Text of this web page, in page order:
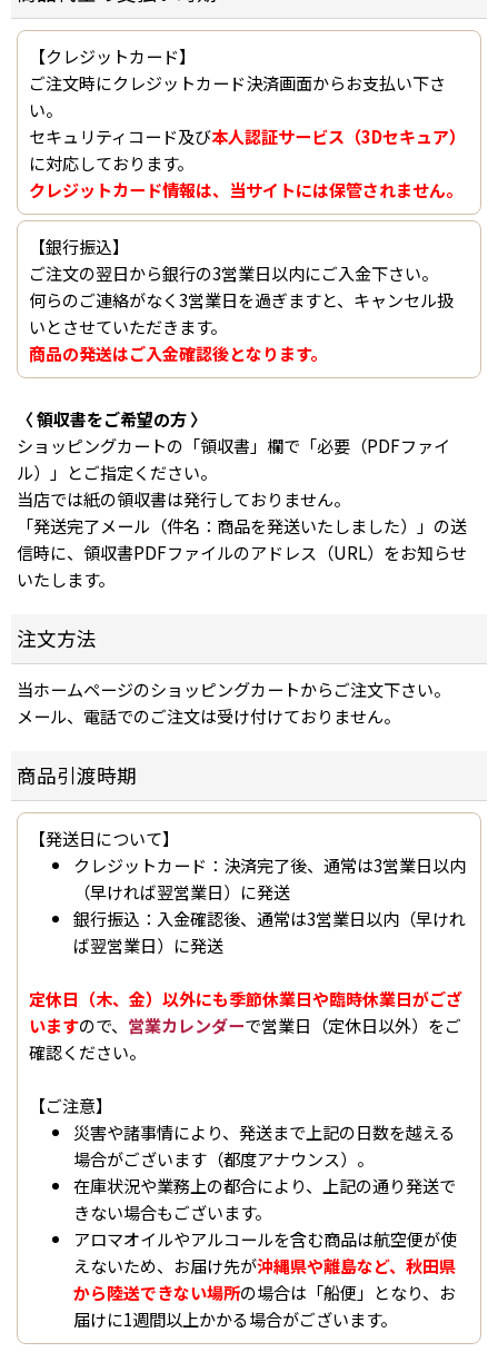
【クレジットカード】
ご注文時にクレジットカード決済画面からお支払い下さ
い。
セキュリティコード及び本人認証サービス（3Dセキュア）
に対応しております。
クレジットカード情報は、当サイトには保管されません。
【銀行振込】
ご注文の翌日から銀行の3営業日以内にご入金下さい。
何らのご連絡がなく3営業日を過ぎますと、キャンセル扱
いとさせていただきます。
商品の発送はご入金確認後となります。
〈 領収書をご希望の方 〉
ショッピングカートの「領収書」欄で「必要（PDFファイ
ル）」とご指定ください。
当店では紙の領収書は発行しておりません。
「発送完了メール（件名：商品を発送いたしました）」の送
信時に、領収書PDFファイルのアドレス（URL）をお知らせ
いたします。
注文方法
当ホームページのショッピングカートからご注文下さい。
メール、電話でのご注文は受け付けておりません。
商品引渡時期
【発送日について】
クレジットカード：決済完了後、通常は3営業日以内
（早ければ翌営業日）に発送
銀行振込：入金確認後、通常は3営業日以内（早けれ
ば翌営業日）に発送
定休日（木、金）以外にも季節休業日や臨時休業日がござ
いますので、 営業カレンダーで営業日（定休日以外）をご
確認ください。
【ご注意】
災害や諸事情により、発送まで上記の日数を越える
場合がございます（都度アナウンス）。
在庫状況や業務上の都合により、上記の通り発送で
きない場合もございます。
アロマオイルやアルコールを含む商品は航空便が使
えないため、お届け先が沖縄県や離島など、秋田県
から陸送できない場所の場合は「船便」となり、お
届けに1週間以上かかる場合がございます。